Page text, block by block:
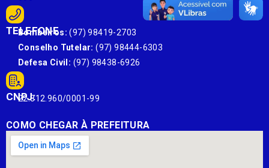
TELEFONE
Bombeiros: (97) 98419-2703
Conselho Tutelar: (97) 98444-6303
Defesa Civil: (97) 98438-6926
CNPJ:
22.812.960/0001-99
COMO CHEGAR À PREFEITURA